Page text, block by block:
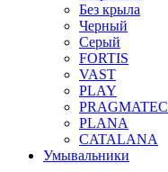
Без крыла
Черный
Серый
FORTIS
VAST
PLAY
PRAGMATEC
PLANA
CATALANA
Умывальники